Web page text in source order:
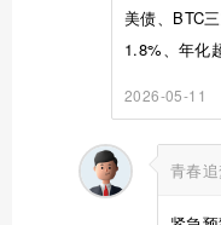
美债、BTC
1.8%、年化
2026-05-11
青春